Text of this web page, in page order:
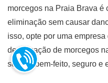
morcegos na Praia Brava é
eliminação sem causar
isso, opte por uma
dedetização de morcegos
serviço bem-feito, seguro e